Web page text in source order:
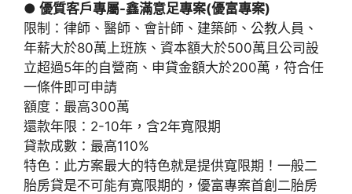
● 優質客戶專屬-鑫滿意足專案(優富專案)
限制：律師、醫師、會計師、建築師、公教人員、
年薪大於80萬上班族、資本額大於500萬且公司設
立超過5年的自營商、申貸金額大於200萬，符合任
一條件即可申請
額度：最高300萬
還款年限：2-10年，含2年寬限期
貸款成數：最高110%
特色：此方案最大的特色就是提供寬限期！一般二
胎房貸是不可能有寬限期的，優富專案首創二胎房